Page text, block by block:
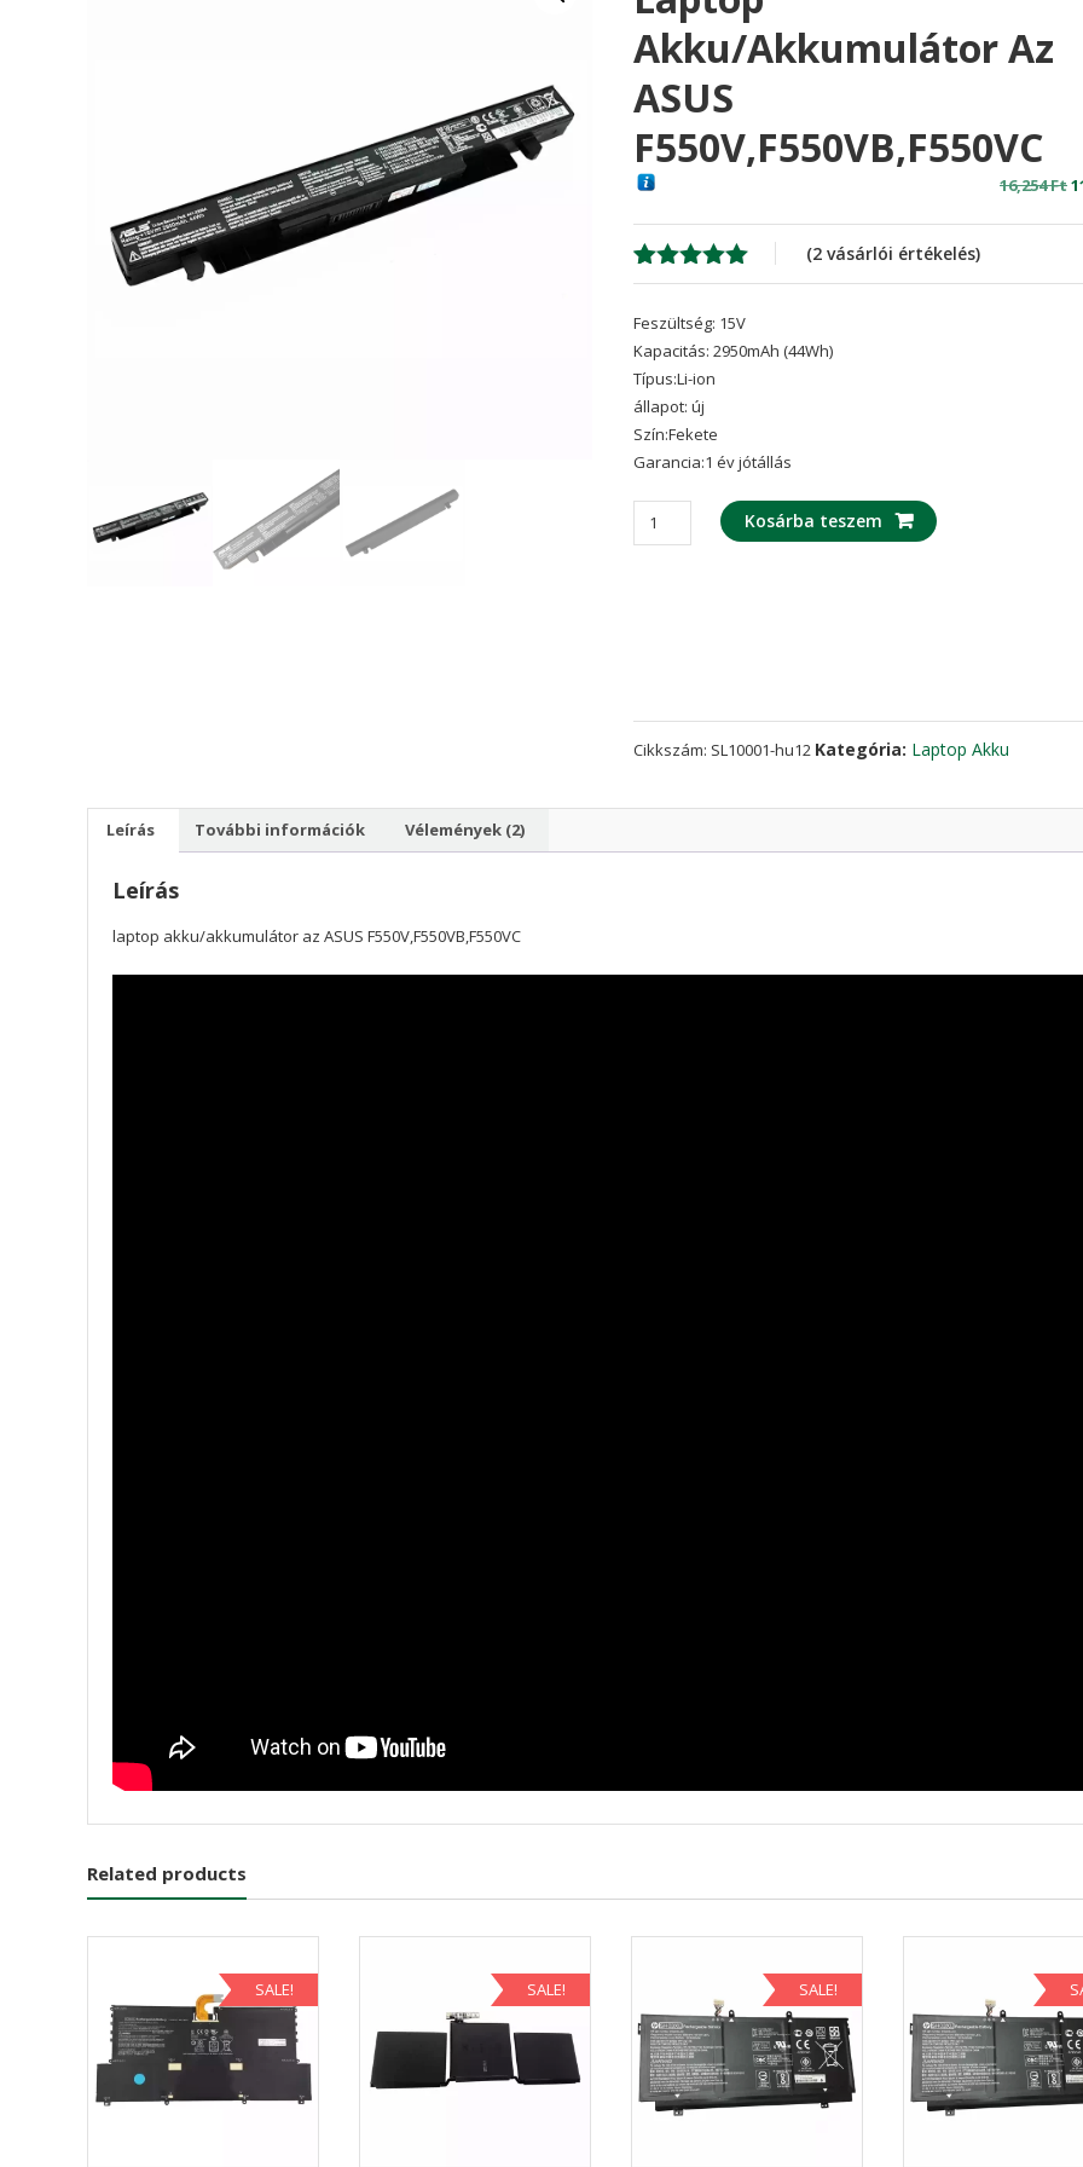
Akku/akkumulátor Az
ASUS
F550V,F550VB,F550VC
16,254Ft
Értékelés
ből,
2
értékelés
alapján
(2vásárlói értékelés)
Feszültség: 15V
Kapacitás: 2950mAh (44Wh)
Típus:Li-ion
állapot: új
Szín:Fekete
Garancia:1 év jótállás
laptop
akku/akkumulátor
Kosárba teszem
Cikkszám: SL10001-hu12 Kategória: Laptop Akku
Leírás További információk Vélemények (2)
Leírás
laptop akku/akkumulátor az ASUS F550V,F550VB,F550VC
Related products
SALE! SALE! SALE!